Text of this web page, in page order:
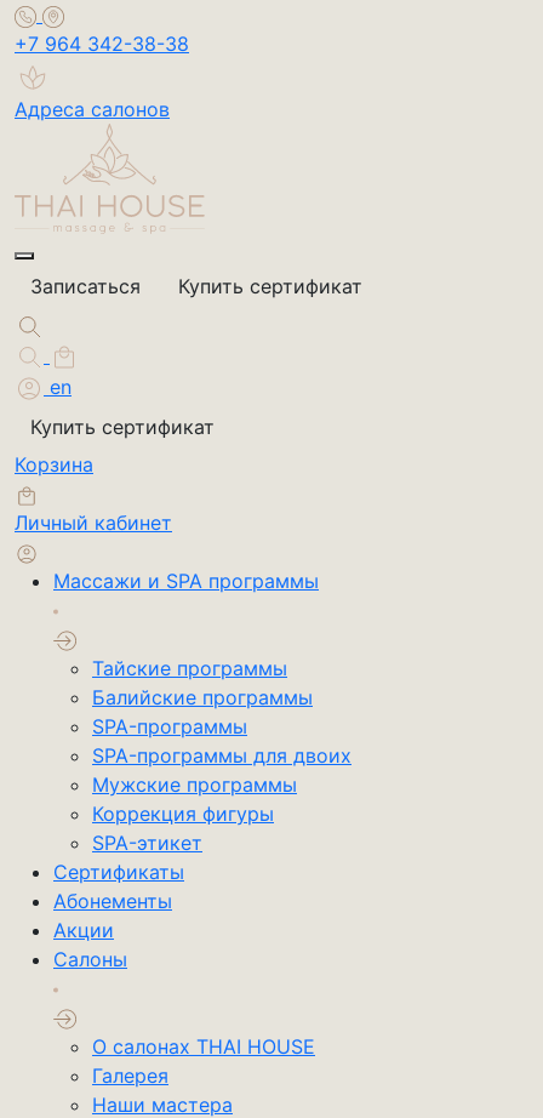
+7 964 342-38-38
Адреса салонов
Записаться Купить сертификат
en
Купить сертификат
Корзина
Личный кабинет
Массажи и SPA программы
Тайские программы
Балийские программы
SPA-программы
SPA-программы для двоих
Мужские программы
Коррекция фигуры
SPA-этикет
Cертификаты
Абонементы
Акции
Салоны
О салонах THAI HOUSE
Галерея
Наши мастера